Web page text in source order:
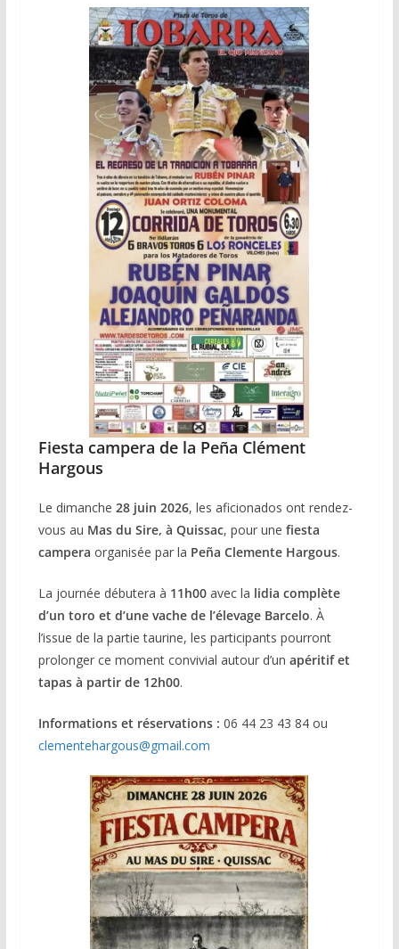
Fiesta campera de la Peña Clément
Hargous
Le dimanche 28 juin 2026, les aficionados ont rendez-
vous au Mas du Sire, à Quissac, pour une fiesta
campera organisée par la Peña Clemente Hargous.
La journée débutera à 11h00avec la lidia complète
d’un toro et d’une vache de l’élevage Barcelo. À
l’issue de la partie taurine, les participants pourront
prolonger ce moment convivial autour d’un apéritif et
tapas à partir de 12h00.
Informations et réservations : 06 44 23 43 84 ou
clementehargous@gmail.com